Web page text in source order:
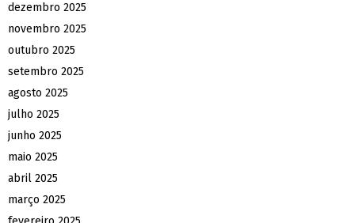
dezembro 2025
novembro 2025
outubro 2025
setembro 2025
agosto 2025
julho 2025
junho 2025
maio 2025
abril 2025
março 2025